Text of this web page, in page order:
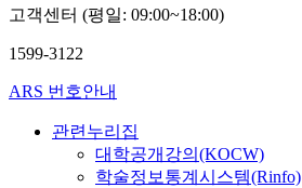
고객센터 (평일: 09:00~18:00)
1599-3122
ARS 번호안내
관련누리집
대학공개강의(KOCW)
학술정보통계시스템(Rinfo)